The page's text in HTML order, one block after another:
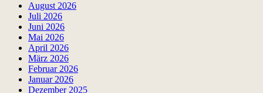
August 2026
Juli 2026
Juni 2026
Mai 2026
April 2026
März 2026
Februar 2026
Januar 2026
Dezember 2025